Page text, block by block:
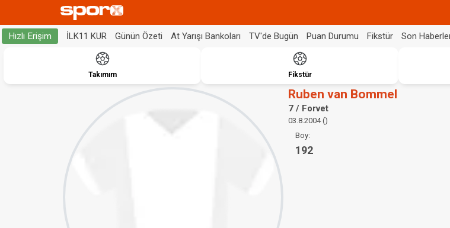
Hızlı Erişim İLK11 KUR Günün Özeti At Yarışı Bankoları TV'de Bugün Puan Durumu Fikstür Son
Takımım Fikstür
Ruben van Bommel
7 / Forvet
03.8.2004 ()
Boy:
192